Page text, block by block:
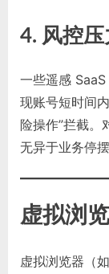
4. 风控
一些遥感
现账号短时间
险操作”拦截。
无异于业务停摆
虚拟浏
虚拟浏览器（